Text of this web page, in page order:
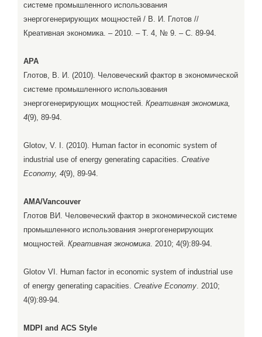
системе промышленного использования
энергогенерирующих мощностей / В. И. Глотов //
Креативная экономика. – 2010. – Т. 4, № 9. – С. 89-94.
APA
Глотов, В. И. (2010). Человеческий фактор в экономической
системе промышленного использования
энергогенерирующих мощностей. Креативная экономика,
4(9), 89-94.
Glotov, V. I. (2010). Human factor in economic system of
industrial use of energy generating capacities. Creative
Economy, 4(9), 89-94.
AMA/Vancouver
Глотов ВИ. Человеческий фактор в экономической системе
промышленного использования энергогенерирующих
мощностей. Креативная экономика. 2010; 4(9):89-94.
Glotov VI. Human factor in economic system of industrial use
of energy generating capacities. Creative Economy. 2010;
4(9):89-94.
MDPI and ACS Style